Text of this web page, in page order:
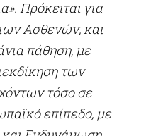
Πρόκειται για
Ασθενών, και
πάθηση, με
των
τόσο σε
επίπεδο, με